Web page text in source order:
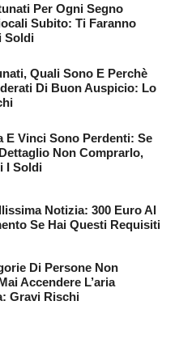
Per Ogni Segno
Subito: Ti Faranno
Soldi
Quali Sono E Perchè
Di Buon Auspicio: Lo
E Vinci Sono Perdenti: Se
Non Comprarlo,
I Soldi
Notizia: 300 Euro Al
Se Hai Questi Requisiti
Di Persone Non
Accendere L’aria
Gravi Rischi